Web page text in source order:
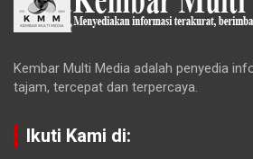
Kembar Multi Media adalah penyedia
tajam, tercepat dan terpercaya.
Ikuti Kami di: